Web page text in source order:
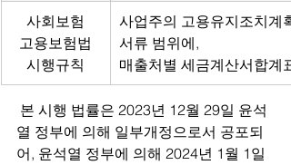
사회보험
고용보험법
시행규칙
사업주의 고용유지조치계
서류 범위에,
매출처별 세금계산서합계
열 정부에 의해 일부개정으로서 공포되
어, 윤석열 정부에 의해 2024년 1월 1일